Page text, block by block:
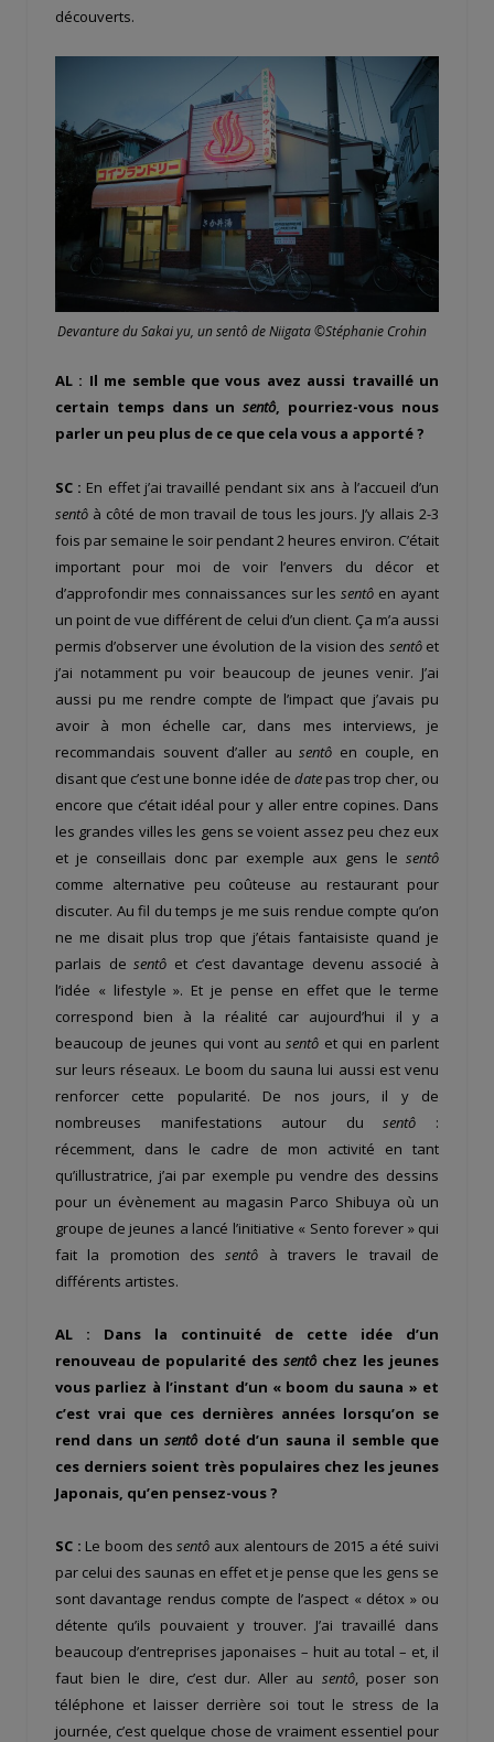
découverts.
Devanture du Sakai yu, un sentô de Niigata ©Stéphanie Crohin
AL : Il me semble que vous avez aussi travaillé un
certain temps dans unsentô, pourriez-vous nous
parler un peu plus de ce que cela vous a apporté ?
SC : En effet j’ai travaillé pendant six ans à l’accueil d’un
sentô à côté de mon travail de tous les jours. J’y allais 2-3
fois par semaine le soir pendant 2 heures environ. C’était
important pour moi de voir l’envers du décor et
d’approfondir mes connaissances sur les sentô en ayant
un point de vue différent de celui d’un client. Ça m’a aussi
permis d’observer une évolution de la vision des sentôet
j’ai notamment pu voir beaucoup de jeunes venir. J’ai
aussi pu me rendre compte de l’impact que j’avais pu
avoir à mon échelle car, dans mes interviews, je
recommandais souvent d’aller au sentô en couple, en
disant que c’est une bonne idée de date pas trop cher, ou
encore que c’était idéal pour y aller entre copines. Dans
les grandes villes les gens se voient assez peu chez eux
et je conseillais donc par exemple aux gens le sentô
comme alternative peu coûteuse au restaurant pour
discuter. Au fil du temps je me suis rendue compte qu’on
ne me disait plus trop que j’étais fantaisiste quand je
parlais de sentô et c’est davantage devenu associé à
l’idée « lifestyle ». Et je pense en effet que le terme
correspond bien à la réalité car aujourd’hui il y a
beaucoup de jeunes qui vont au sentô et qui en parlent
sur leurs réseaux. Le boom du sauna lui aussi est venu
renforcer cette popularité. De nos jours, il y de
nombreuses manifestations autour du sentô :
récemment, dans le cadre de mon activité en tant
qu’illustratrice, j’ai par exemple pu vendre des dessins
pour un évènement au magasin Parco Shibuya où un
groupe de jeunes a lancé l’initiative « Sento forever » qui
fait la promotion des sentô à travers le travail de
différents artistes.
AL : Dans la continuité de cette idée d’un
renouveau de popularité des sentôchez les jeunes
vous parliez à l’instant d’un « boom du sauna » et
c’est vrai que ces dernières années lorsqu’on se
rend dans unsentôdoté d’un sauna il semble que
ces derniers soient très populaires chez les jeunes
Japonais, qu’en pensez-vous ?
SC : Le boom dessentô aux alentours de 2015 a été suivi
par celui des saunas en effet et je pense que les gens se
sont davantage rendus compte de l’aspect « détox » ou
détente qu’ils pouvaient y trouver. J’ai travaillé dans
beaucoup d’entreprises japonaises – huit au total – et, il
faut bien le dire, c’est dur. Aller au sentô, poser son
téléphone et laisser derrière soi tout le stress de la
journée, c’est quelque chose de vraiment essentiel pour